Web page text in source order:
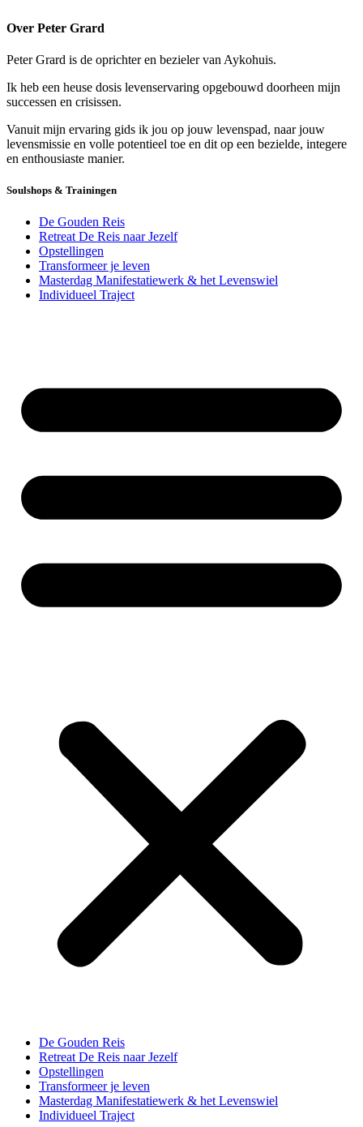
Over Peter Grard
Peter Grard is de oprichter en bezieler van Aykohuis.
Ik heb een heuse dosis levenservaring opgebouwd doorheen mijn
successen en crisissen.
Vanuit mijn ervaring gids ik jou op jouw levenspad, naar jouw
levensmissie en volle potentieel toe en dit op een bezielde, integere
en enthousiaste manier.
Soulshops & Trainingen
De Gouden Reis
Retreat De Reis naar Jezelf
Opstellingen
Transformeer je leven
Masterdag Manifestatiewerk & het Levenswiel
Individueel Traject
De Gouden Reis
Retreat De Reis naar Jezelf
Opstellingen
Transformeer je leven
Masterdag Manifestatiewerk & het Levenswiel
Individueel Traject